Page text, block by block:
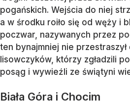
pogańskich. Wejścia do niej
a w środku roiło się od węży i
poczwar, nazywanych przez
ten bynajmniej nie przestraszył
lisowczyków, którzy zgładzili
posąg i wywieźli ze świątyni
Biała Góra i Chocim